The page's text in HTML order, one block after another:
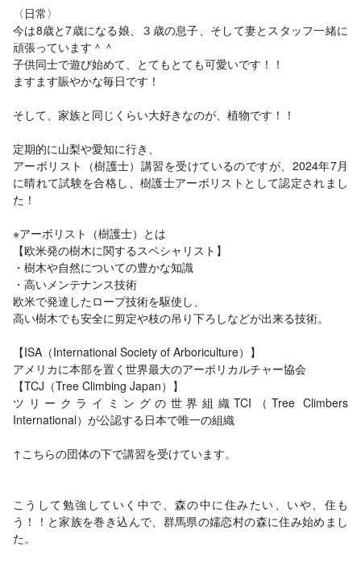
〈日常〉
今は8歳と7歳になる娘、３歳の息子、そして妻とスタッフ一緒に
頑張っています＾＾
子供同士で遊び始めて、とてもとても可愛いです！！
ますます賑やかな毎日です！
そして、家族と同じくらい大好きなのが、植物です！！
定期的に山梨や愛知に行き、
アーボリスト（樹護士）講習を受けているのですが、2024年7月
に晴れて試験を合格し、樹護士アーボリストとして認定されまし
た！
※アーボリスト（樹護士）とは
【欧米発の樹木に関するスペシャリスト】
・樹木や自然についての豊かな知識
・高いメンテナンス技術
欧米で発達したロープ技術を駆使し、
高い樹木でも安全に剪定や枝の吊り下ろしなどが出来る技術。
【ISA（International Society of Arboriculture）】
アメリカに本部を置く世界最大のアーボリカルチャー協会
【TCJ（Tree Climbing Japan）】
ツリークライミングの世界組織TCI（Tree Climbers
International）が公認する日本で唯一の組織
↑こちらの団体の下で講習を受けています。
こうして勉強していく中で、森の中に住みたい、いや、住も
う！！と家族を巻き込んで、群馬県の嬬恋村の森に住み始めまし
た。